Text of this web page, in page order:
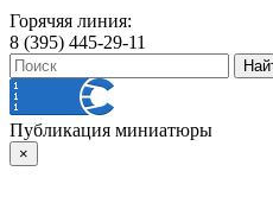
Горячяя линия:
8 (395) 445-29-11
Публикация миниатюры
×